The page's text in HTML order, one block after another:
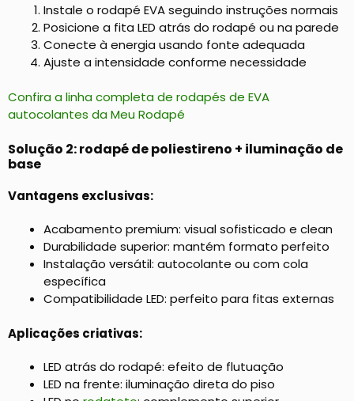
Instale o rodapé EVA seguindo instruções normais
Posicione a fita LED atrás do rodapé ou na parede
Conecte à energia usando fonte adequada
Ajuste a intensidade conforme necessidade
Confira a linha completa de rodapés de EVA
autocolantes da Meu Rodapé
Solução 2: rodapé de poliestireno + iluminação de
base
Vantagens exclusivas:
Acabamento premium: visual sofisticado e clean
Durabilidade superior: mantém formato perfeito
Instalação versátil: autocolante ou com cola
específica
Compatibilidade LED: perfeito para fitas externas
Aplicações criativas:
LED atrás do rodapé: efeito de flutuação
LED na frente: iluminação direta do piso